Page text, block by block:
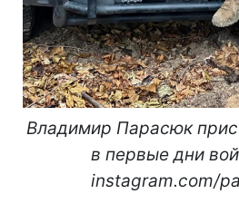
Владимир Парасюк
в первые дни
instagram.com/